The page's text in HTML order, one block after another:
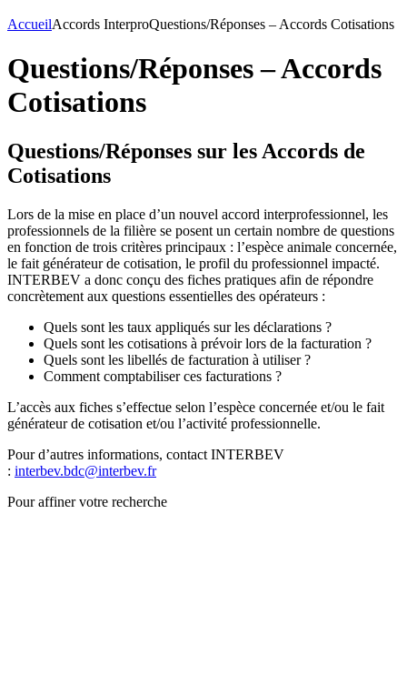
AccueilAccords InterproQuestions/Réponses – Accords Cotisations
Questions/Réponses – Accords
Cotisations
Questions/Réponses sur les Accords de
Cotisations
Lors de la mise en place d’un nouvel accord interprofessionnel, les
professionnels de la filière se posent un certain nombre de questions
en fonction de trois critères principaux : l’espèce animale concernée,
le fait générateur de cotisation, le profil du professionnel impacté.
INTERBEV a donc conçu des fiches pratiques afin de répondre
concrètement aux questions essentielles des opérateurs :
Quels sont les taux appliqués sur les déclarations ?
Quels sont les cotisations à prévoir lors de la facturation ?
Quels sont les libellés de facturation à utiliser ?
Comment comptabiliser ces facturations ?
L’accès aux fiches s’effectue selon l’espèce concernée et/ou le fait
générateur de cotisation et/ou l’activité professionnelle.
Pour d’autres informations, contact INTERBEV
: interbev.bdc@interbev.fr
Pour affiner votre recherche